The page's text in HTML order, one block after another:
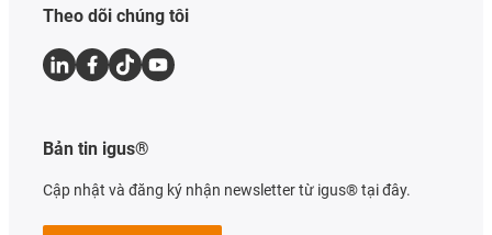
Theo dõi chúng tôi
Bản tin igus®
Cập nhật và đăng ký nhận newsletter từ igus® tại đây.